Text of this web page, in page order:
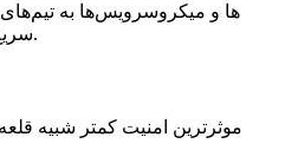
سریع‌تر استقرار دهند؛ زیرا می‌دانند شبکه‌های حفاظتی محکمی وجود دارد. نتیجه؟ چشم‌اندازی دیجیتال که امنیت مانع کسب‌وکار نمی‌شود بلکه نیروی محرکه آرزوهای آن است.
موثرترین امنیت کمتر شبیه